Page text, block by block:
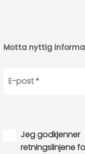
Motta nyttig
Jeg godkjenner
retningslinjene